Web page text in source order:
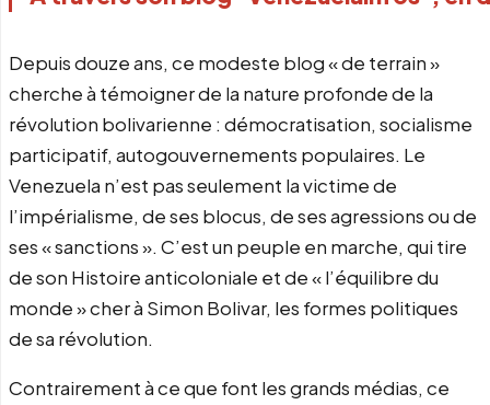
Depuis douze ans, ce modeste blog « de terrain »
cherche à témoigner de la nature profonde de la
révolution bolivarienne : démocratisation, socialisme
participatif, autogouvernements populaires. Le
Venezuela n’est pas seulement la victime de
l’impérialisme, de ses blocus, de ses agressions ou de
ses « sanctions ». C’est un peuple en marche, qui tire
de son Histoire anticoloniale et de « l’équilibre du
monde » cher à Simon Bolivar, les formes politiques
de sa révolution.
Contrairement à ce que font les grands médias, ce